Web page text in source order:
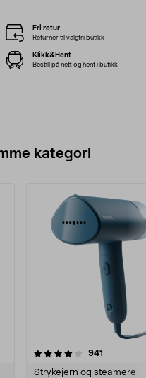
Fri retur
Returner til valgfri butikk
Klikk&Hent
Bestill på nett og hent i butikk
kategori
941
Strykejern og steamere
4.5 av 5 stjerner